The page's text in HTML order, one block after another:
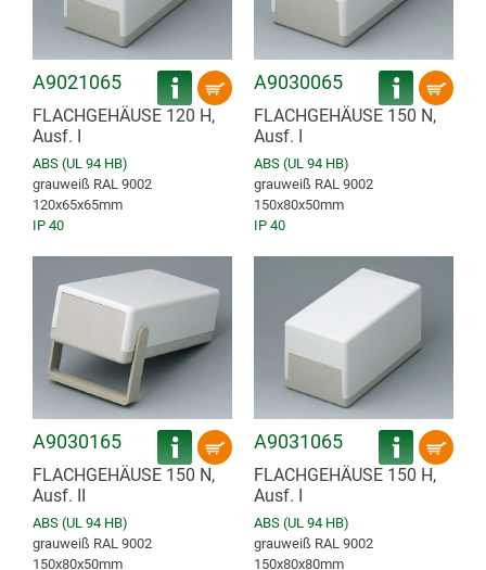
A9021065
FLACHGEHÄUSE 120 H,
Ausf. I
ABS (UL 94 HB)
grauweiß RAL 9002
120x65x65mm
IP 40
A9030065
FLACHGEHÄUSE 150 N,
Ausf. I
ABS (UL 94 HB)
grauweiß RAL 9002
150x80x50mm
IP 40
A9030165
FLACHGEHÄUSE 150 N,
Ausf. II
ABS (UL 94 HB)
grauweiß RAL 9002
150x80x50mm
A9031065
FLACHGEHÄUSE 150 H,
Ausf. I
ABS (UL 94 HB)
grauweiß RAL 9002
150x80x80mm